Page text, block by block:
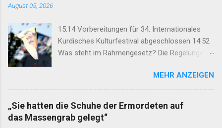
Into the vacuum stepped the Democratic Union Party
wing, the People’s Protection Units (Yekîneyên
Parastina Gel, or YPG)—which set up a rudimentary
Autonomous Administration in three cantons: Afrin,
Kobane and Jazira. Surrounded by enemies, the three
cantons that declared self-rule were not even
connected to each o...
August 05, 2026
15:14 Vorbereitungen für 34. Internationales
Kurdisches Kulturfestival abgeschlossen 14:52
Was steht im Rahmengesetz? Die Regelungen
Keimzelle des Demokratisierungsprozesses
werden 14:25 Rahmengesetz zum
Friedensprozess ins Parlament eingebracht
12:46 TJA: Von der Forderung nach Öcalans
physischer Freiheit rücken wir nicht ab 12:29
MEHR ANZEIGEN
„Sie hatten die Schuhe der Ermordeten auf
das Massengrab gelegt“